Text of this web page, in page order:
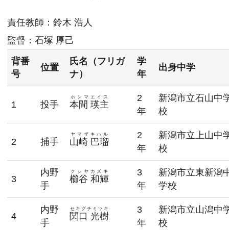
責任教師：鈴木 浩人
監督：石塚 厚己
背番
号
位置
氏名（フリガ
ナ）
学
年
出身中学
1 投手 本間 瑛主
ホンマエイス
2
年
新潟市立石山中
校
2 捕手 山崎 巴瑠
ヤマザキハル
2
年
新潟市立上山中
校
3
内野
手
櫛谷 和輝
クシヤカズキ
3
年
新潟市立東新潟
学校
4
内野
手
関口 光樹
セキグチミツキ
3
年
新潟市立山潟中
校